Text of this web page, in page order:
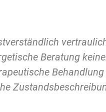
Beratung